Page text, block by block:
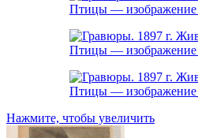
Нажмите, чтобы увеличить